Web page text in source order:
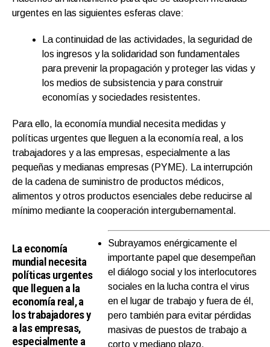
urgentes en las siguientes esferas clave:
La continuidad de las actividades, la seguridad de
los ingresos y la solidaridad son fundamentales
para prevenir la propagación y proteger las vidas y
los medios de subsistencia y para construir
economías y sociedades resistentes.
Para ello, la economía mundial necesita medidas y
políticas urgentes que lleguen a la economía real, a los
trabajadores y a las empresas, especialmente a las
pequeñas y medianas empresas (PYME). La interrupción
de la cadena de suministro de productos médicos,
alimentos y otros productos esenciales debe reducirse al
mínimo mediante la cooperación intergubernamental.
La economía
mundial necesita
políticas urgentes
que lleguen a la
economía real, a
los trabajadores y
a las empresas,
especialmente a
Subrayamos enérgicamente el
importante papel que desempeñan
el diálogo social y los interlocutores
sociales en la lucha contra el virus
en el lugar de trabajo y fuera de él,
pero también para evitar pérdidas
masivas de puestos de trabajo a
corto y mediano plazo.